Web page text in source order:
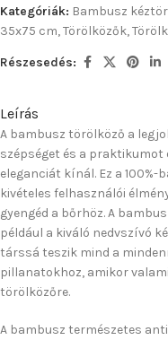
Kategóriák: Bambusz
35x75 cm,Törölközők,
Részesedés:
Leírás
A bambusz törölköző a
szépséget és a praktikumot
eleganciát kínál. Ez a
kivételes felhasználói
gyengéd a bőrhöz. A
például a kiváló nedvszívó
társsá teszik mind a
pillanatokhoz, amikor
törölközőre.
A bambusz természetes